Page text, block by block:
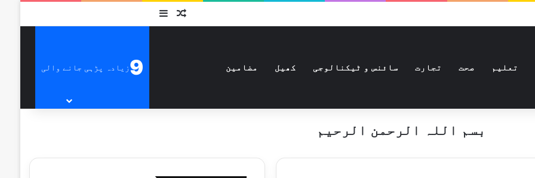
متفرق
تعلیم صحت تجارت سائنس و ٹیکنالوجی کھیل مضامین 9زیادہ پڑہی جانے والی
بسم اللہ الرحمن الرحیم